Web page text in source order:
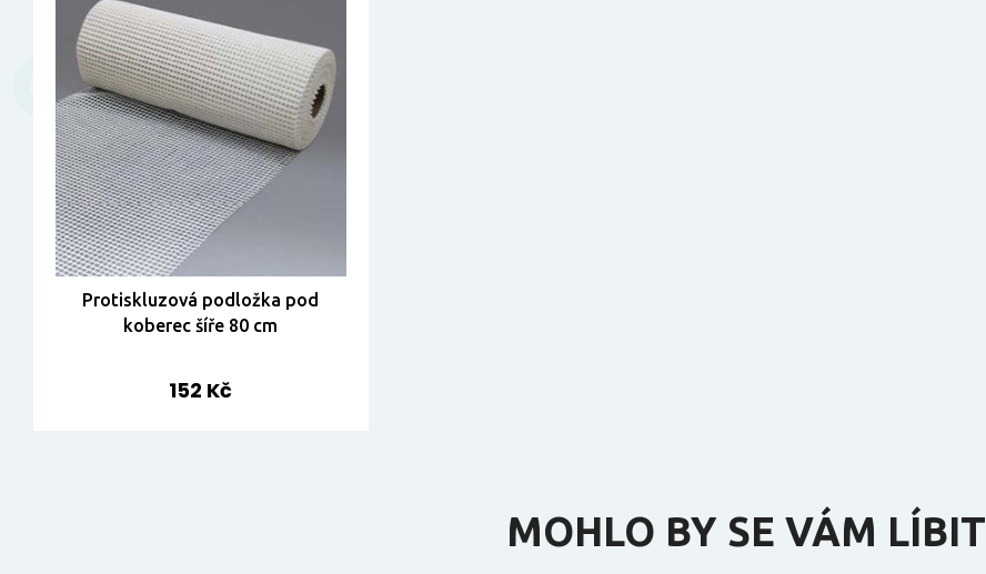
Protiskluzová podložka pod
koberec šíře 80 cm
152 Kč
MOHLO BY SE VÁM LÍBIT